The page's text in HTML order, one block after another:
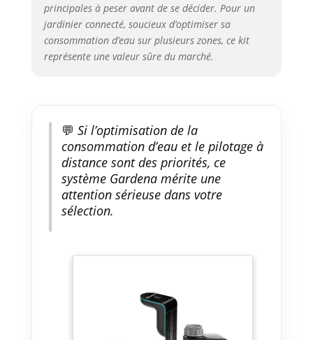
principales à peser avant de se décider. Pour un
jardinier connecté, soucieux d’optimiser sa
consommation d’eau sur plusieurs zones, ce kit
représente une valeur sûre du marché.
💬 Si l’optimisation de la
consommation d’eau et le pilotage à
distance sont des priorités, ce
système Gardena mérite une
attention sérieuse dans votre
sélection.